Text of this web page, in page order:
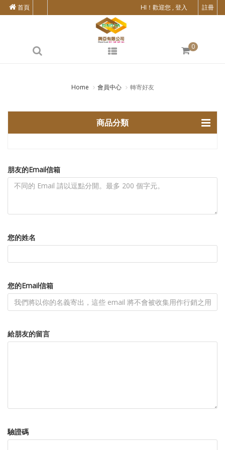
HI！歡迎您 , 登入 註冊
首頁
0
Home 會員中心 轉寄好友
商品分類
朋友的Email信箱
您的姓名
您的Email信箱
給朋友的留言
驗證碼